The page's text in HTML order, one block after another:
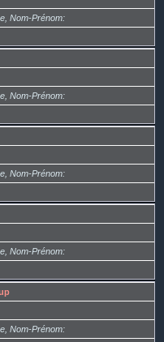
Nom-Prénom
Nom-Prénom
Nom-Prénom
Nom-Prénom
Nom-Prénom